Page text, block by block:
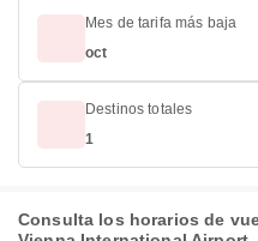
Mes de tarifa más baja
oct
Destinos totales
1
Consulta los horarios de